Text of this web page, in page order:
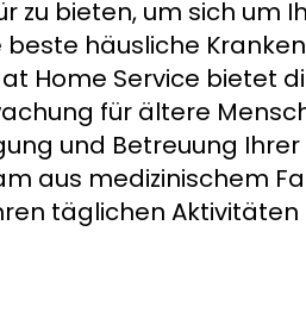
bieten, um sich um
beste häusliche
Home Service bietet
für ältere
und Betreuung
aus medizinischem
täglichen Aktivitäten